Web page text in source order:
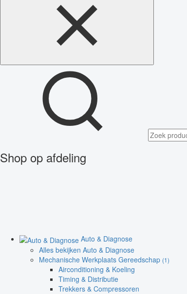
Shop op afdeling
Auto & Diagnose
Alles bekijken Auto & Diagnose
Mechanische Werkplaats Gereedschap (1)
Airconditioning & Koeling
Timing & Distributie
Trekkers & Compressoren